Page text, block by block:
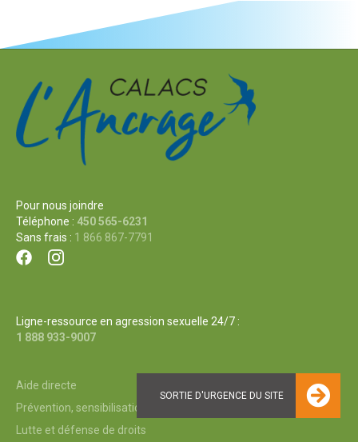
Pour nous joindre
Téléphone : 450 565-6231
Sans frais : 1 866 867-7791
Ligne-ressource en agression sexuelle 24/7 :
1 888 933-9007
Aide directe
Prévention, sensibilisation et formation
Lutte et défense de droits